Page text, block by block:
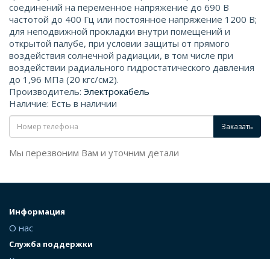
соединений на переменное напряжение до 690 В
частотой до 400 Гц или постоянное напряжение 1200 В;
для неподвижной прокладки внутри помещений и
открытой палубе, при условии защиты от прямого
воздействия солнечной радиации, в том числе при
воздействии радиального гидростатического давления
до 1,96 МПа (20 кгс/см2).
Производитель: Электрокабель
Наличие: Есть в наличии
Заказать
Мы перезвоним Вам и уточним детали
Информация
О нас
Служба поддержки